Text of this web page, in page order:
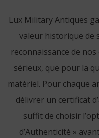
Lux Military Antiques
valeur historique de
reconnaissance de
sérieux, que pour la
matériel. Pour chaque
délivrer un certificat
suffit de choisir
d’Authenticité »